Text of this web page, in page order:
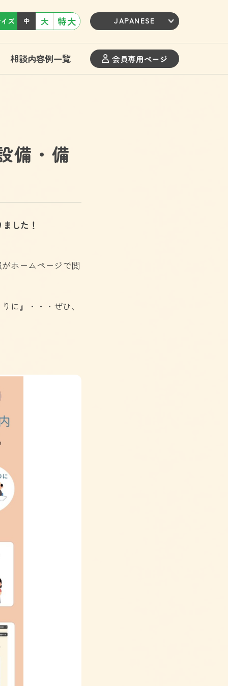
ズ 中 大 特大
相談内容例一覧 会員専用ページ
備・備
した！
ホームページで閲
に』・・・ぜひ、